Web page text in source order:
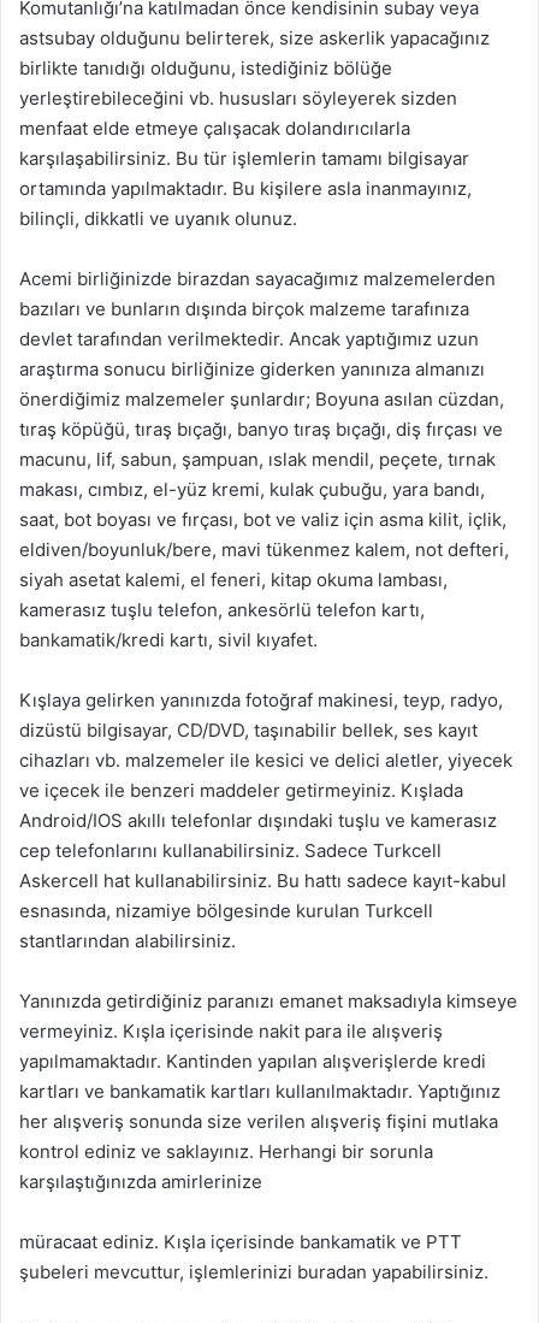
Komutanlığı’na katılmadan önce kendisinin subay veya
astsubay olduğunu belirterek, size askerlik yapacağınız
birlikte tanıdığı olduğunu, istediğiniz bölüğe
yerleştirebileceğini vb. hususları söyleyerek sizden
menfaat elde etmeye çalışacak dolandırıcılarla
karşılaşabilirsiniz. Bu tür işlemlerin tamamı bilgisayar
ortamında yapılmaktadır. Bu kişilere asla inanmayınız,
bilinçli, dikkatli ve uyanık olunuz.
Acemi birliğinizde birazdan sayacağımız malzemelerden
bazıları ve bunların dışında birçok malzeme tarafınıza
devlet tarafından verilmektedir. Ancak yaptığımız uzun
araştırma sonucu birliğinize giderken yanınıza almanızı
önerdiğimiz malzemeler şunlardır; Boyuna asılan cüzdan,
tıraş köpüğü, tıraş bıçağı, banyo tıraş bıçağı, diş fırçası ve
macunu, lif, sabun, şampuan, ıslak mendil, peçete, tırnak
makası, cımbız, el-yüz kremi, kulak çubuğu, yara bandı,
saat, bot boyası ve fırçası, bot ve valiz için asma kilit, içlik,
eldiven/boyunluk/bere, mavi tükenmez kalem, not defteri,
siyah asetat kalemi, el feneri, kitap okuma lambası,
kamerasız tuşlu telefon, ankesörlü telefon kartı,
bankamatik/kredi kartı, sivil kıyafet.
Kışlaya gelirken yanınızda fotoğraf makinesi, teyp, radyo,
dizüstü bilgisayar, CD/DVD, taşınabilir bellek, ses kayıt
cihazları vb. malzemeler ile kesici ve delici aletler, yiyecek
ve içecek ile benzeri maddeler getirmeyiniz. Kışlada
Android/IOS akıllı telefonlar dışındaki tuşlu ve kamerasız
cep telefonlarını kullanabilirsiniz. Sadece Turkcell
Askercell hat kullanabilirsiniz. Bu hattı sadece kayıt-kabul
esnasında, nizamiye bölgesinde kurulan Turkcell
stantlarından alabilirsiniz.
Yanınızda getirdiğiniz paranızı emanet maksadıyla kimseye
vermeyiniz. Kışla içerisinde nakit para ile alışveriş
yapılmamaktadır. Kantinden yapılan alışverişlerde kredi
kartları ve bankamatik kartları kullanılmaktadır. Yaptığınız
her alışveriş sonunda size verilen alışveriş fişini mutlaka
kontrol ediniz ve saklayınız. Herhangi bir sorunla
karşılaştığınızda amirlerinize
müracaat ediniz. Kışla içerisinde bankamatik ve PTT
şubeleri mevcuttur, işlemlerinizi buradan yapabilirsiniz.